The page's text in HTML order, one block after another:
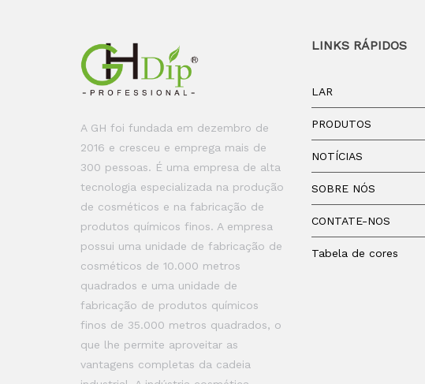
A GH foi fundada em dezembro de
2016 e cresceu e emprega mais de
300 pessoas. É uma empresa de alta
tecnologia especializada na produção
de cosméticos e na fabricação de
produtos químicos finos. A empresa
possui uma unidade de fabricação de
cosméticos de 10.000 metros
quadrados e uma unidade de
fabricação de produtos químicos
finos de 35.000 metros quadrados, o
que lhe permite aproveitar as
vantagens completas da cadeia
LINKS RÁPIDOS
LAR
PRODUTOS
NOTÍCIAS
SOBRE NÓS
CONTATE-NOS
Tabela de cores